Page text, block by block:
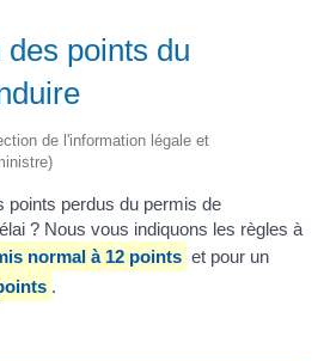
points du
de l'information légale et
points perdus du permis de
? Nous vous indiquons les règles à
normal à 12 points et pour un
.